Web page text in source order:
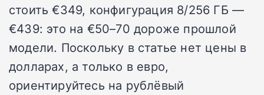
стоить €349, конфигурация 8/256 ГБ —
€439: это на €50–70 дороже прошлой
модели. Поскольку в статье нет цены в
долларах, а только в евро,
ориентируйтесь на рублёвый